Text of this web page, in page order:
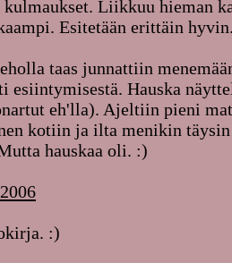
Liikkuu hieman
Esitetään erittäin
taas junnattiin
esiintymisestä. Hauska
eh'lla). Ajeltiin pieni
kotiin ja ilta menikin
hauskaa oli. :)
:)